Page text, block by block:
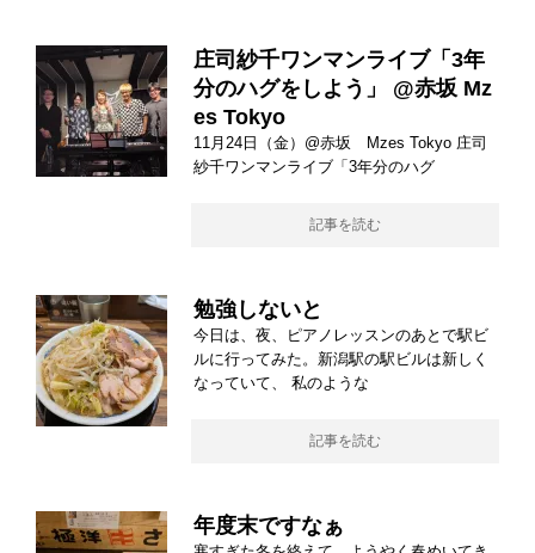
庄司紗千ワンマンライブ「3年
分のハグをしよう」 @赤坂 Mz
es Tokyo
11月24日（金）@赤坂 Mzes Tokyo 庄司
紗千ワンマンライブ「3年分のハグ
記事を読む
勉強しないと
今日は、夜、ピアノレッスンのあとで駅ビ
ルに行ってみた。新潟駅の駅ビルは新しく
なっていて、 私のような
記事を読む
年度末ですなぁ